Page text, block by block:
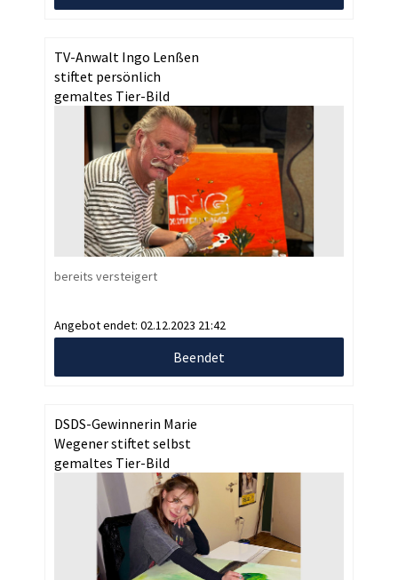
TV-Anwalt Ingo Lenßen
stiftet persönlich
gemaltes Tier-Bild
bereits versteigert
Angebot endet: 02.12.2023 21:42
Beendet
DSDS-Gewinnerin Marie
Wegener stiftet selbst
gemaltes Tier-Bild